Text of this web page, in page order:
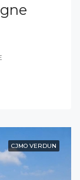
CJMO VERDUN